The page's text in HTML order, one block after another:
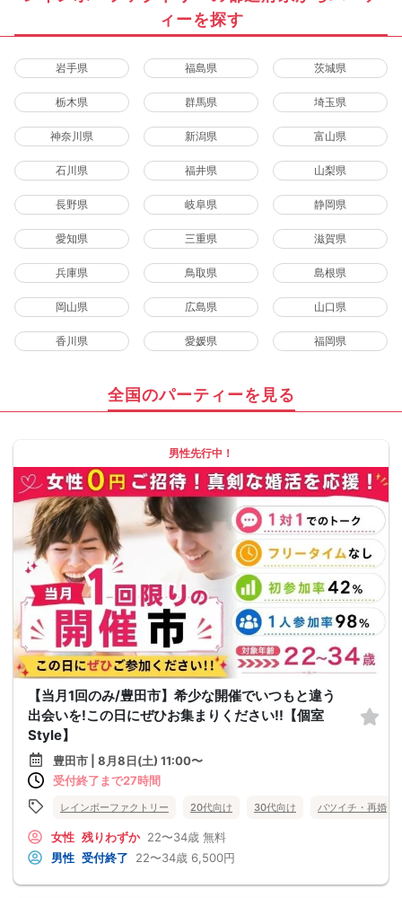
ィーを探す
岩手県 福島県 茨城県
栃木県 群馬県 埼玉県
神奈川県 新潟県 富山県
石川県 福井県 山梨県
長野県 岐阜県 静岡県
愛知県 三重県 滋賀県
兵庫県 鳥取県 島根県
岡山県 広島県 山口県
香川県 愛媛県 福岡県
全国のパーティーを見る
男性先行中！
【当月1回のみ/豊田市】希少な開催でいつもと違う
出会いを!この日にぜひお集まりください!!【個室
Style】
豊田市 | 8月8日(土) 11:00〜
受付終了まで27時間
レインボーファクトリー 20代向け 30代向け バツイチ・再婚
女性 残りわずか 22〜34歳 無料
男性 受付終了 22〜34歳 6,500円